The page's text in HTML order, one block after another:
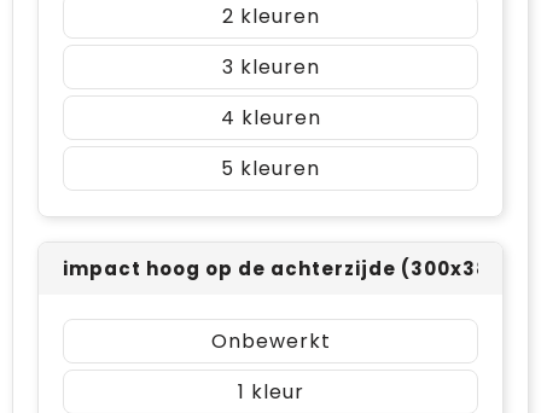
2
3
4
5
impact hoog op de achterzijde
Onbewerkt
1